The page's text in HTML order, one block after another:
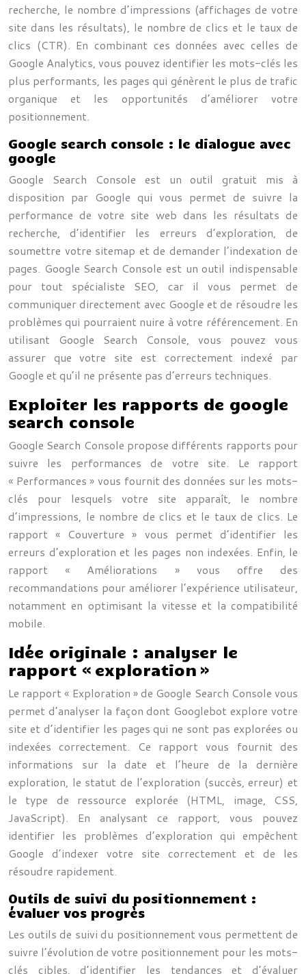
recherche, le nombre d’impressions (affichages de votre
site dans les résultats), le nombre de clics et le taux de
clics (CTR). En combinant ces données avec celles de
Google Analytics, vous pouvez identifier les mots-clés les
plus performants, les pages qui génèrent le plus de trafic
organique et les opportunités d’améliorer votre
positionnement.
Google search console : le dialogue avec
google
Google Search Console est un outil gratuit mis à
disposition par Google qui vous permet de suivre la
performance de votre site web dans les résultats de
recherche, d’identifier les erreurs d’exploration, de
soumettre votre sitemap et de demander l’indexation de
pages. Google Search Console est un outil indispensable
pour tout spécialiste SEO, car il vous permet de
communiquer directement avec Google et de résoudre les
problèmes qui pourraient nuire à votre référencement. En
utilisant Google Search Console, vous pouvez vous
assurer que votre site est correctement indexé par
Google et qu’il ne présente pas d’erreurs techniques.
Exploiter les rapports de google
search console
Google Search Console propose différents rapports pour
suivre les performances de votre site. Le rapport
« Performances » vous fournit des données sur les mots-
clés pour lesquels votre site apparaît, le nombre
d’impressions, le nombre de clics et le taux de clics. Le
rapport « Couverture » vous permet d’identifier les
erreurs d’exploration et les pages non indexées. Enfin, le
rapport « Améliorations » vous offre des
recommandations pour améliorer l’expérience utilisateur,
notamment en optimisant la vitesse et la compatibilité
mobile.
Idée originale : analyser le
rapport « exploration »
Le rapport « Exploration » de Google Search Console vous
permet d’analyser la façon dont Googlebot explore votre
site et d’identifier les pages qui ne sont pas explorées ou
indexées correctement. Ce rapport vous fournit des
informations sur la date et l’heure de la dernière
exploration, le statut de l’exploration (succès, erreur) et
le type de ressource explorée (HTML, image, CSS,
JavaScript). En analysant ce rapport, vous pouvez
identifier les problèmes d’exploration qui empêchent
Google d’indexer votre site correctement et de les
résoudre rapidement.
Outils de suivi du positionnement :
évaluer vos progrès
Les outils de suivi du positionnement vous permettent de
suivre l’évolution de votre positionnement pour les mots-
clés cibles, d’identifier les tendances et d’évaluer